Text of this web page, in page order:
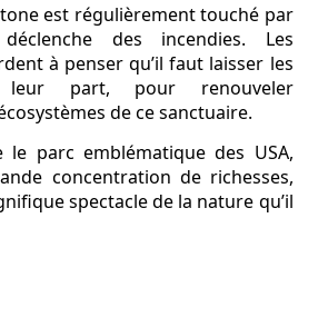
est régulièrement touché par
des incendies. Les
à penser qu’il faut laisser les
leur part, pour renouveler
de ce sanctuaire.
le parc emblématique des USA,
concentration de richesses,
spectacle de la nature qu’il